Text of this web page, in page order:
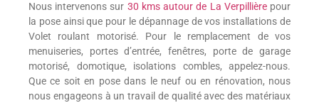
Nous intervenons sur 30 kms autour de La Verpillièrepour
la pose ainsi que pour le dépannage de vos installations de
Volet roulant motorisé. Pour le remplacement de vos
menuiseries, portes d’entrée, fenêtres, porte de garage
motorisé, domotique, isolations combles, appelez-nous.
Que ce soit en pose dans le neuf ou en rénovation, nous
nous engageons à un travail de qualité avec des matériaux